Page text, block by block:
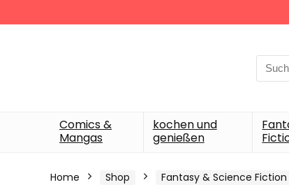
Search
for:
Comics &
Mangas
kochen und
genießen
Home Shop Fantasy & Science Fiction